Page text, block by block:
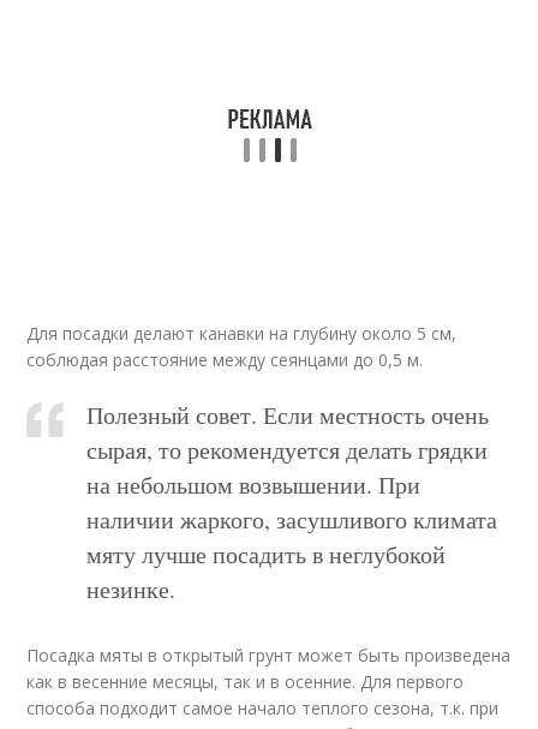
Для посадки делают канавки на глубину около 5 см,
соблюдая расстояние между сеянцами до 0,5 м.
Полезный совет. Если местность очень
сырая, то рекомендуется делать грядки
на небольшом возвышении. При
наличии жаркого, засушливого климата
мяту лучше посадить в неглубокой
незинке.
Посадка мяты в открытый грунт может быть произведена
как в весенние месяцы, так и в осенние. Для первого
способа подходит самое начало теплого сезона, т.к. при